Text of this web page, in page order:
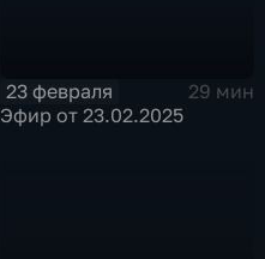
23 февраля
29 мин
Эфир от 23.02.2025